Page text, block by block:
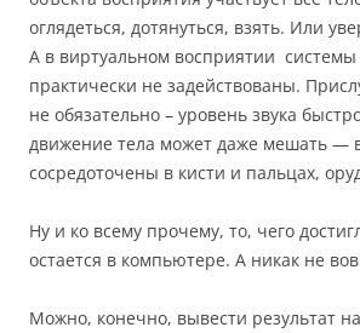
оглядеться, дотянуться, взять. Или
А в виртуальном восприятии
практически не задействованы.
не обязательно – уровень звука
движение тела может даже мешать —
сосредоточены в кисти и пальцах,
Ну и ко всему прочему, то, чего
остается в компьютере. А никак не
Можно, конечно, вывести результат